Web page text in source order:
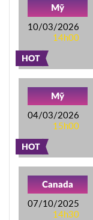
HOT
Mỹ
10/03/2026
14h00
HOT
Mỹ
04/03/2026
15h00
Canada
07/10/2025
14h30